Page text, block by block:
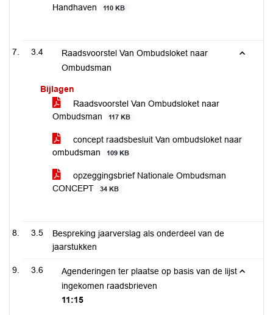
Handhaven
110 KB
3.4
Raadsvoorstel Van Ombudsloket naar
Ombudsman
Bijlagen
Raadsvoorstel Van Ombudsloket naar
Ombudsman
117 KB
concept raadsbesluit Van ombudsloket naar
ombudsman
109 KB
opzeggingsbrief Nationale Ombudsman
CONCEPT
34 KB
3.5
Bespreking jaarverslag als onderdeel van de
jaarstukken
3.6
Agenderingen ter plaatse op basis van de lijst
ingekomen raadsbrieven
11:15